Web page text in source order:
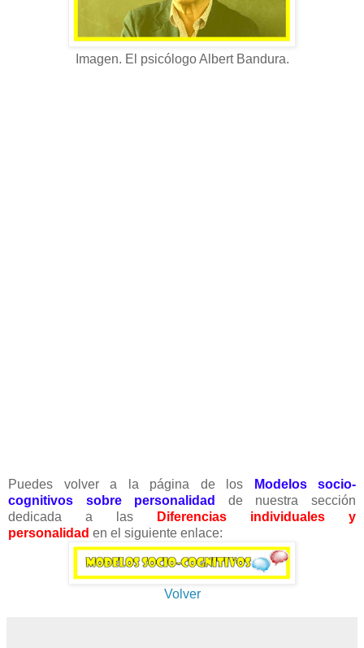
Imagen. El psicólogo Albert Bandura.
Puedes volver a la página de los
Modelos socio-
cognitivos sobre personalidad
de nuestra sección
dedicada a las
Diferencias individuales y
personalidad en el siguiente enlace:
Volver